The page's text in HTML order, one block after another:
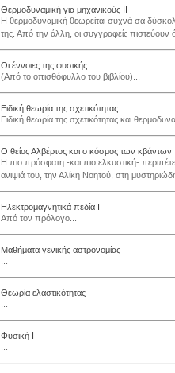
Θερμοδυναμική για μηχανικούς ΙΙ
Η θερμοδυναμική θεωρείται συχνά σα
της. Από την άλλη, οι συγγραφείς πιστεύουν
Οι έννοιες της φυσικής
(Από το οπισθόφυλλο του βιβλίου)...
Ειδική θεωρία της σχετικότητας
Ειδική θεωρία της σχετικότητας και
Ο θείος Αλβέρτος και ο κόσμος των κβάντων
Η πιο πρόσφατη -και πιο ελκυστική-
ανιψιά του, την Αλίκη Νοητού, στη
Ηλεκτρομαγνητικά πεδία Ι
Από τον πρόλογο...
Μαθήματα γενικής αστρονομίας
Θεωρία ελαστικότητας
Φυσική Ι